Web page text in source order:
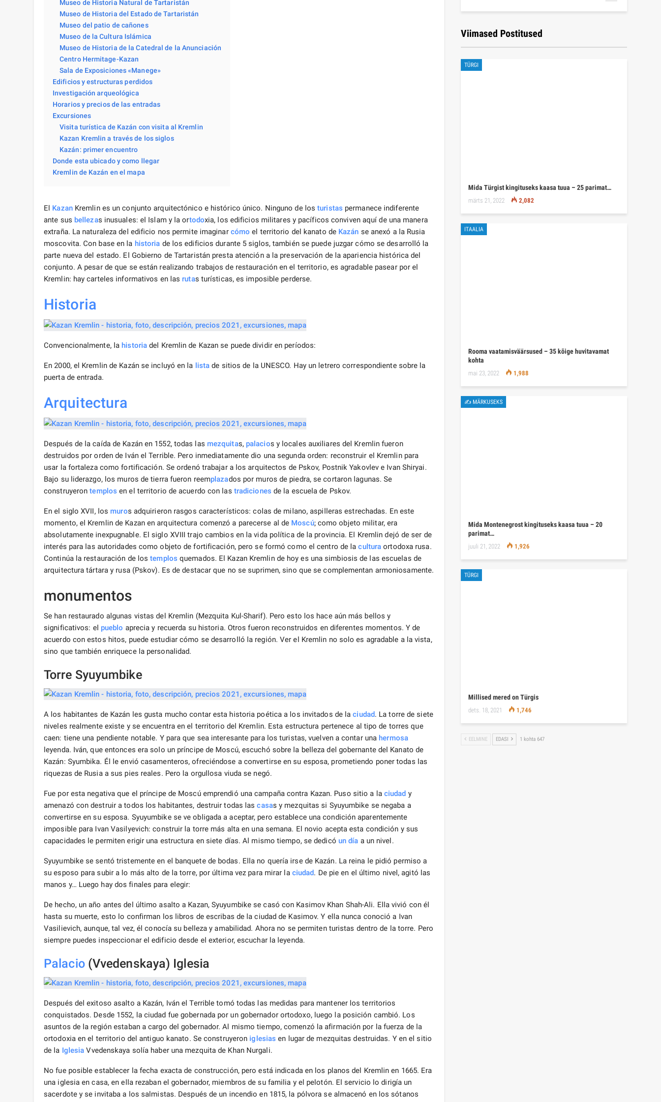
Museo de Historia Natural de Tartaristán
Museo de Historia del Estado de Tartaristán
Museo del patio de cañones
Museo de la Cultura Islámica
Museo de Historia de la Catedral de la Anunciación
Centro Hermitage-Kazan
Sala de Exposiciones «Manege»
Edificios y estructuras perdidos
Investigación arqueológica
Horarios y precios de las entradas
Excursiones
Visita turística de Kazán con visita al Kremlin
Kazan Kremlin a través de los siglos
Kazán: primer encuentro
Donde esta ubicado y como llegar
Kremlin de Kazán en el mapa
El KazanKremlin es un conjunto arquitectónico e histórico único. Ninguno de losturistas permanece indiferente
ante sus bellezas inusuales: el Islam y la ortodoxia, los edificios militares y pacíficos conviven aquí de una manera
extraña. La naturaleza del edificio nos permite imaginar cómo el territorio del kanato de Kazán se anexó a la Rusia
moscovita. Con base en la historia de los edificios durante 5 siglos, también se puede juzgar cómo se desarrolló la
parte nueva del estado. El Gobierno de Tartaristán presta atención a la preservación de la apariencia histórica del
conjunto. A pesar de que se están realizando trabajos de restauración en el territorio, es agradable pasear por el
Kremlin: hay carteles informativos en las rutas turísticas, es imposible perderse.
Historia
Convencionalmente, la historia del Kremlin de Kazan se puede dividir en períodos:
En 2000, el Kremlin de Kazán se incluyó en la lista de sitios de la UNESCO. Hay un letrero correspondiente sobre la
puerta de entrada.
Arquitectura
Después de la caída de Kazán en 1552, todas las mezquitas, palacios y locales auxiliares del Kremlin fueron
destruidos por orden de Iván el Terrible. Pero inmediatamente dio una segunda orden: reconstruir el Kremlin para
usar la fortaleza como fortificación. Se ordenó trabajar a los arquitectos de Pskov, Postnik Yakovlev e Ivan Shiryai.
Bajo su liderazgo, los muros de tierra fueron reemplazados por muros de piedra, se cortaron lagunas. Se
construyerontemplos en el territorio de acuerdo con las tradiciones de la escuela de Pskov.
En el siglo XVII, los muros adquirieron rasgos característicos: colas de milano, aspilleras estrechadas. En este
momento, el Kremlin de Kazan en arquitectura comenzó a parecerse al de Moscú; como objeto militar, era
absolutamente inexpugnable. El siglo XVIII trajo cambios en la vida política de la provincia. El Kremlin dejó de ser de
interés para las autoridades como objeto de fortificación, pero se formó como el centro de lacultura ortodoxa rusa.
Continúa la restauración de lostemplos quemados. El Kazan Kremlin de hoy es una simbiosis de las escuelas de
arquitectura tártara y rusa (Pskov). Es de destacar que no se suprimen, sino que se complementan armoniosamente.
monumentos
Se han restaurado algunas vistas del Kremlin (Mezquita Kul-Sharif). Pero esto los hace aún más bellos y
significativos: el pueblo aprecia y recuerda su historia. Otros fueron reconstruidos en diferentes momentos. Y de
acuerdo con estos hitos, puede estudiar cómo se desarrolló la región. Ver el Kremlin no solo es agradable a la vista,
sino que también enriquece la personalidad.
Torre Syuyumbike
A los habitantes de Kazán les gusta mucho contar esta historia poética a los invitados de laciudad. La torre de siete
niveles realmente existe y se encuentra en el territorio del Kremlin. Esta estructura pertenece al tipo de torres que
caen: tiene una pendiente notable. Y para que sea interesante para los turistas, vuelven a contar una hermosa
leyenda. Iván, que entonces era solo un príncipe de Moscú, escuchó sobre la belleza del gobernante del Kanato de
Kazán: Syumbika. Él le envió casamenteros, ofreciéndose a convertirse en su esposa, prometiendo poner todas las
riquezas de Rusia a sus pies reales. Pero la orgullosa viuda se negó.
Fue por esta negativa que el príncipe de Moscú emprendió una campaña contra Kazan. Puso sitio a la ciudad y
amenazó con destruir a todos los habitantes, destruir todas lascasas y mezquitas si Syuyumbike se negaba a
convertirse en su esposa. Syuyumbike se ve obligada a aceptar, pero establece una condición aparentemente
imposible para Ivan Vasilyevich: construir la torre más alta en una semana. El novio acepta esta condición y sus
capacidades le permiten erigir una estructura en siete días. Al mismo tiempo, se dedicó un día a un nivel.
Syuyumbike se sentó tristemente en el banquete de bodas. Ella no quería irse de Kazán. La reina le pidió permiso a
su esposo para subir a lo más alto de la torre, por última vez para mirar la ciudad. De pie en el último nivel, agitó las
manos y… Luego hay dos finales para elegir:
De hecho, un año antes del último asalto a Kazan, Syuyumbike se casó con Kasimov Khan Shah-Ali. Ella vivió con él
hasta su muerte, esto lo confirman los libros de escribas de la ciudad de Kasimov. Y ella nunca conoció a Ivan
Vasilievich, aunque, tal vez, él conocía su belleza y amabilidad. Ahora no se permiten turistas dentro de la torre. Pero
siempre puedes inspeccionar el edificio desde el exterior, escuchar la leyenda.
Palacio(Vvedenskaya) Iglesia
Después del exitoso asalto a Kazán, Iván el Terrible tomó todas las medidas para mantener los territorios
conquistados. Desde 1552, la ciudad fue gobernada por un gobernador ortodoxo, luego la posición cambió. Los
asuntos de la región estaban a cargo del gobernador. Al mismo tiempo, comenzó la afirmación por la fuerza de la
ortodoxia en el territorio del antiguo kanato. Se construyeron iglesias en lugar de mezquitas destruidas. Y en el sitio
de la Iglesia Vvedenskaya solía haber una mezquita de Khan Nurgali.
No fue posible establecer la fecha exacta de construcción, pero está indicada en los planos del Kremlin en 1665. Era
una iglesia en casa, en ella rezaban el gobernador, miembros de su familia y el pelotón. El servicio lo dirigía un
sacerdote y se invitaba a los salmistas. Después de un incendio en 1815, la pólvora se almacenó en los sótanos
Viimased Postitused
TÜRGI
Mida Türgist kingituseks kaasa tuua – 25 parimat…
märts 21, 2022 2,082
ITAALIA
Rooma vaatamisväärsused – 35 kõige huvitavamat
kohta
mai 23, 2022 1,988
✍ MÄRKUSEKS
Mida Montenegrost kingituseks kaasa tuua – 20
parimat…
juuli 21, 2022 1,926
TÜRGI
Millised mered on Türgis
dets. 18, 2021 1,746
EELMINE EDASI 1 kohta 647